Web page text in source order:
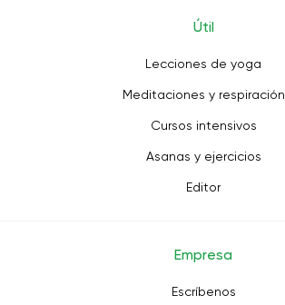
Útil
Lecciones de yoga
Meditaciones y respiración
Cursos intensivos
Asanas y ejercicios
Editor
Empresa
Escríbenos